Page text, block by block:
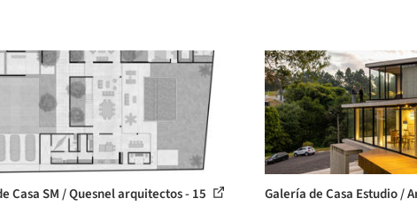
Casa SM / Quesnel arquitectos - 15 Galería de Casa Estudio /